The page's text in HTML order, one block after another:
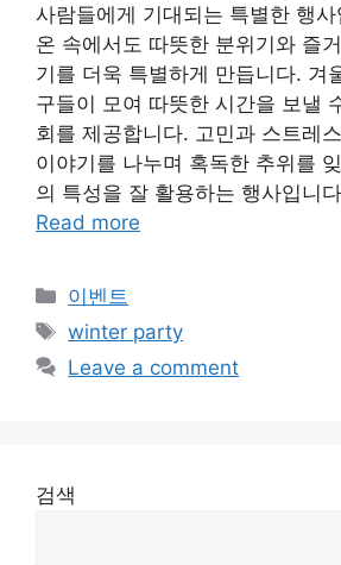
사람들에게 기대되는 특별한 행
온 속에서도 따뜻한 분위기와 즐
기를 더욱 특별하게 만듭니다. 겨
구들이 모여 따뜻한 시간을 보낼
회를 제공합니다. 고민과 스트레
이야기를 나누며 혹독한 추위를
의 특성을 잘 활용하는 행사입니
Read more
Categories
이벤트
Tags
winter party
Leave a comment
검색